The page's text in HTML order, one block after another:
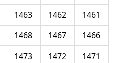
1461
1462
1463
1466
1467
1468
1471
1472
1473